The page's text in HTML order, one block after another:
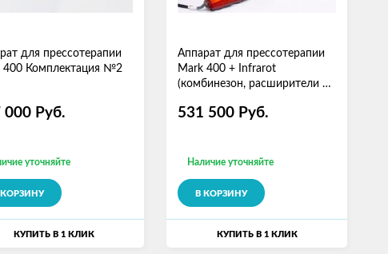
для прессотерапии
400 Комплектация №2
000 Руб.
уточняйте
КОРЗИНУ
КУПИТЬ В 1 КЛИК
Аппарат для прессотерапии
Mark 400 + Infrarot
(комбинезон, расширители 2
531 500 Руб.
Наличие уточняйте
В КОРЗИНУ
КУПИТЬ В 1 КЛИК